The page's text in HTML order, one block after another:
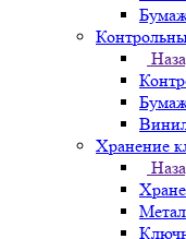
Хранение